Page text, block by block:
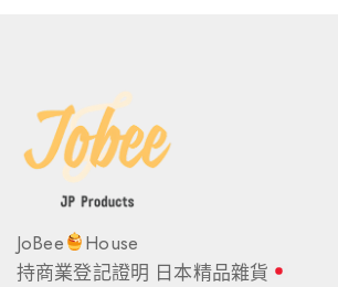
JoBee
House
持商業登記證明 日本精品雜貨